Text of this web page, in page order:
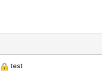
test